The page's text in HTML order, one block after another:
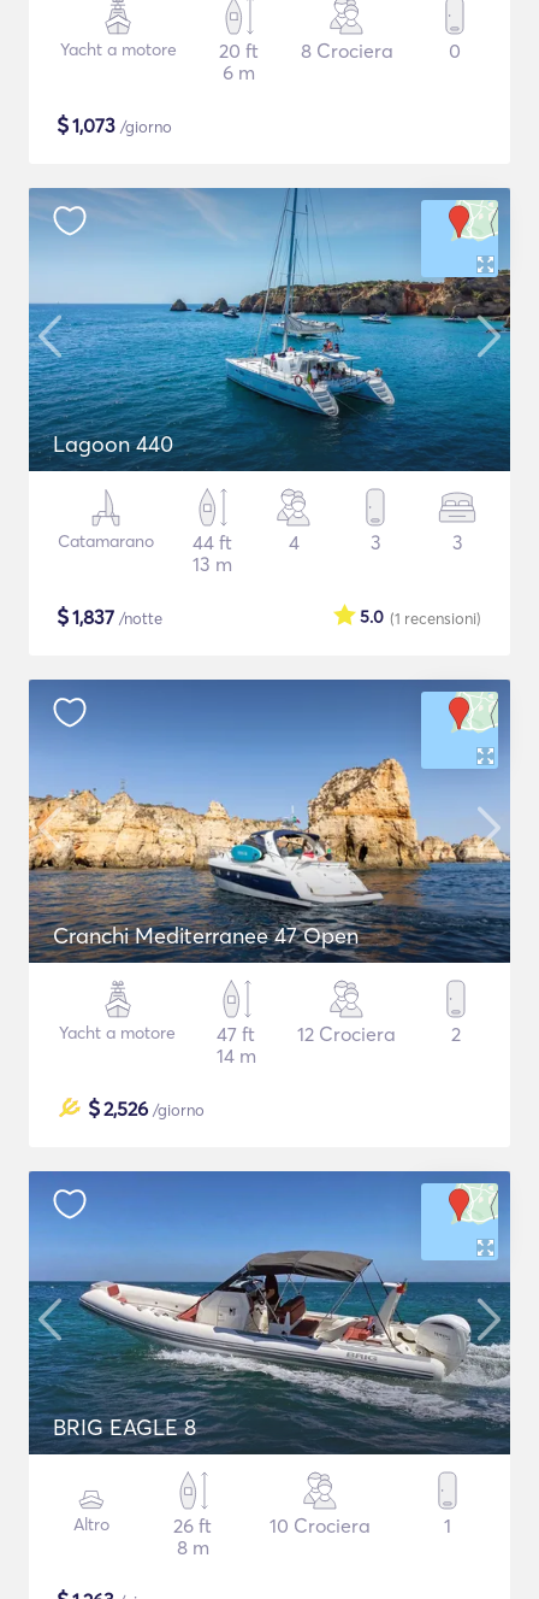
Yacht a motore
20 ft
6 m
8 Crociera 0
$1,073 /giorno
Lagoon 440
Catamarano
44 ft
13 m
4 3 3
$1,837 /notte (1 recensioni)
5.0
Cranchi Mediterranee 47 Open
Yacht a motore
47 ft
14 m
12 Crociera 2
$2,526 /giorno
BRIG EAGLE 8
Altro
26 ft
8 m
10 Crociera 1